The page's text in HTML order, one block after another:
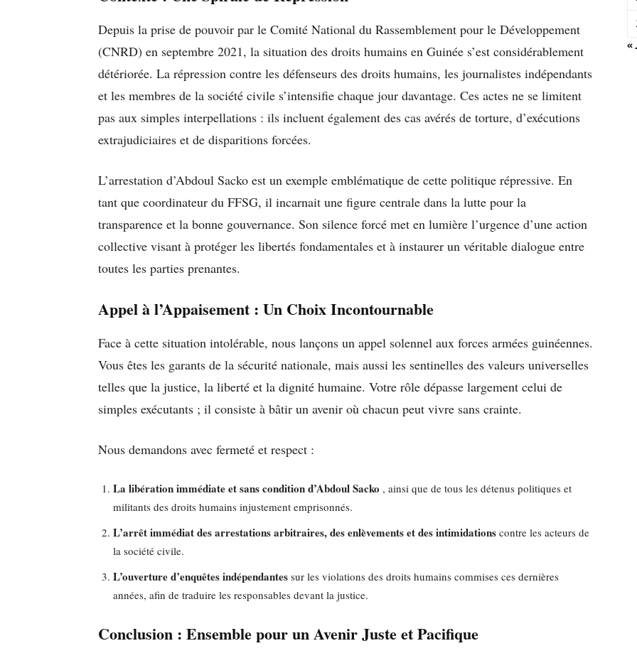
Depuis la prise de pouvoir par le Comité National du Rassemblement pour le Développement
(CNRD) en septembre 2021, la situation des droits humains en Guinée s’est considérablement
détériorée. La répression contre les défenseurs des droits humains, les journalistes indépendants
et les membres de la société civile s’intensifie chaque jour davantage. Ces actes ne se limitent
pas aux simples interpellations : ils incluent également des cas avérés de torture, d’exécutions
extrajudiciaires et de disparitions forcées.
L’arrestation d’Abdoul Sacko est un exemple emblématique de cette politique répressive. En
tant que coordinateur du FFSG, il incarnait une figure centrale dans la lutte pour la
transparence et la bonne gouvernance. Son silence forcé met en lumière l’urgence d’une action
collective visant à protéger les libertés fondamentales et à instaurer un véritable dialogue entre
toutes les parties prenantes.
Appel à l’Appaisement : Un Choix Incontournable
Face à cette situation intolérable, nous lançons un appel solennel aux forces armées guinéennes.
Vous êtes les garants de la sécurité nationale, mais aussi les sentinelles des valeurs universelles
telles que la justice, la liberté et la dignité humaine. Votre rôle dépasse largement celui de
simples exécutants ; il consiste à bâtir un avenir où chacun peut vivre sans crainte.
Nous demandons avec fermeté et respect :
La libération immédiate et sans condition d’Abdoul Sacko , ainsi que de tous les détenus politiques et
militants des droits humains injustement emprisonnés.
L’arrêt immédiat des arrestations arbitraires, des enlèvements et des intimidations contre les acteurs de
la société civile.
L’ouverture d’enquêtes indépendantes sur les violations des droits humains commises ces dernières
années, afin de traduire les responsables devant la justice.
Conclusion : Ensemble pour un Avenir Juste et Pacifique
«